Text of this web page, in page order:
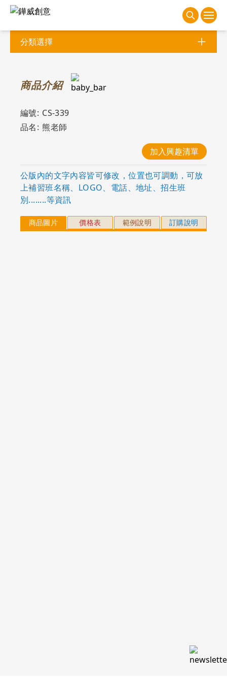
分類選擇
商品介紹
編號: CS-339
品名: 熊老師
加入興趣清單
公版內的文字內容皆可修改，位置也可調動，可放
上補習班名稱、LOGO、電話、地址、招生班
別........等資訊
商品圖片 價格表 範例說明 訂購說明